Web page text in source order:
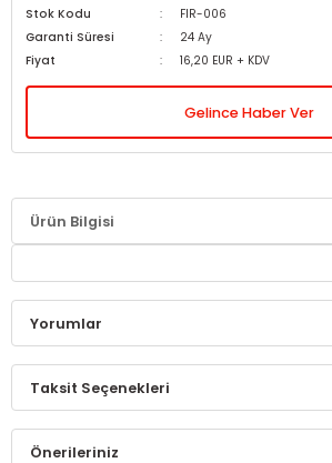
Stok Kodu
FIR-006
Garanti Süresi
24 Ay
Fiyat
16,20 EUR + KDV
Gelince Haber Ver
Ürün Bilgisi
Yorumlar
Bu ürüne ilk yorumu siz
Taksit Seçenekleri
Önerileriniz